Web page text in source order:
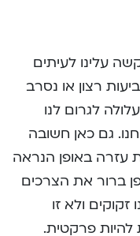
עלינו לעיתים
רצון או נסרב
לגרום לנו
גם כאן חשובה
עזרה באופן הנראה
ברור את הצרכים
ולא זו
להיות פרקטית.